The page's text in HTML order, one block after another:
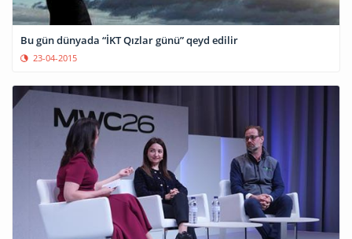
Bu gün dünyada “İKT Qızlar günü” qeyd edilir
23-04-2015